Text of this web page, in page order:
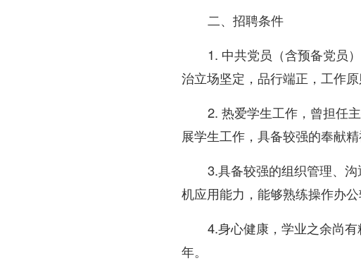
二、招聘条件
1. 中共党员（含预备党员
治立场坚定，品行端正，工作原
2. 热爱学生工作，曾担任
展学生工作，具备较强的奉献
3.具备较强的组织管理、
机应用能力，能够熟练操作办公
4.身心健康，学业之余尚
年。